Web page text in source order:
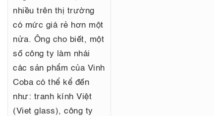
nhiều trên thị trường
có mức giá rẻ hơn một
nửa. Ông cho biết, một
số công ty làm nhái
các sản phẩm của Vinh
Coba có thể kể đến
như: tranh kính Việt
(Viet glass), công ty